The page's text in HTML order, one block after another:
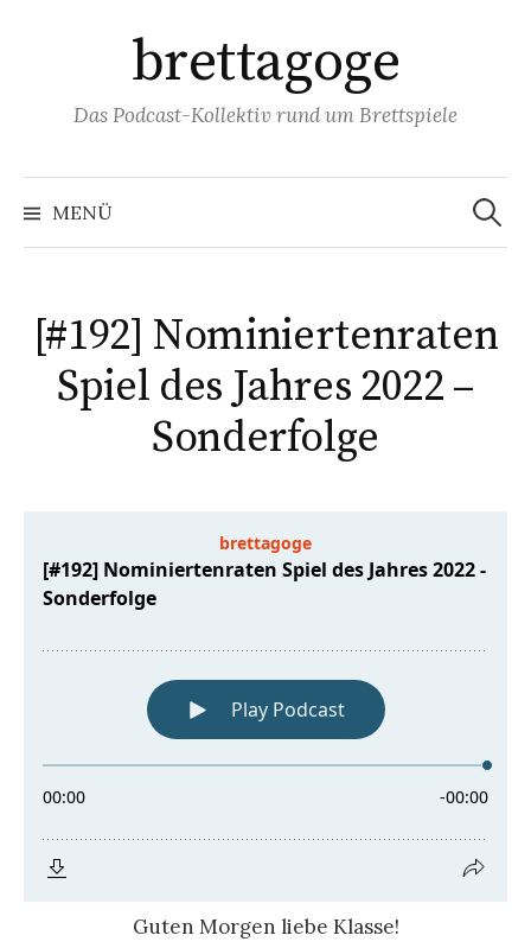
brettagoge
Das Podcast-Kollektiv rund um Brettspiele
MENÜ
Suchen
nach:
[#192] Nominiertenraten
Spiel des Jahres 2022 –
Sonderfolge
Guten Morgen liebe Klasse!